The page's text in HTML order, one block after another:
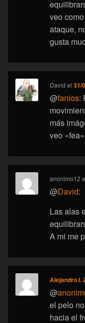
veo
ataque,
gusta
David el31/
@fanios:
más
veo
anonimo12
@David:
Las alas
A mi me
Alejandro I.
@
el pelo
hacia el